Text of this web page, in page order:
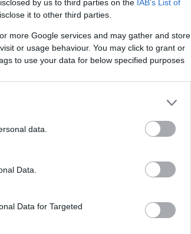
by us to third parties on the IAB’s List of
it to other third parties.
more Google services and may gather and store
or usage behaviour. You may click to grant or
to use your data for below specified purposes
data.
Data.
Data for Targeted